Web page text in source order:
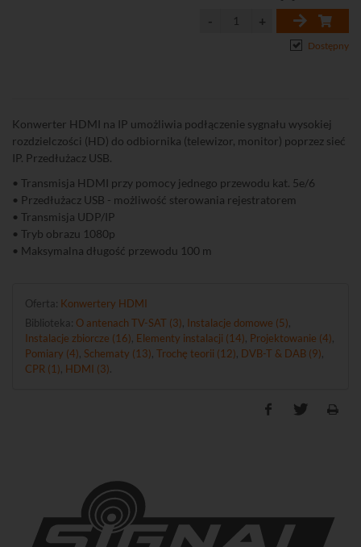
Dostępny
Konwerter HDMI na IP umożliwia podłączenie sygnału wysokiej
rozdzielczości (HD) do odbiornika (telewizor, monitor) poprzez sieć
IP. Przedłużacz USB.
• Transmisja HDMI przy pomocy jednego przewodu kat. 5e/6
• Przedłużacz USB - możliwość sterowania rejestratorem
• Transmisja UDP/IP
• Tryb obrazu 1080p
• Maksymalna długość przewodu 100 m
Oferta: Konwertery HDMI
Biblioteka: O antenach TV-SAT (3) Instalacje domowe (5)
Instalacje zbiorcze (16) Elementy instalacji (14) Projektowanie (4)
Pomiary (4) Schematy (13) Trochę teorii (12) DVB-T & DAB (9)
CPR (1) HDMI (3)